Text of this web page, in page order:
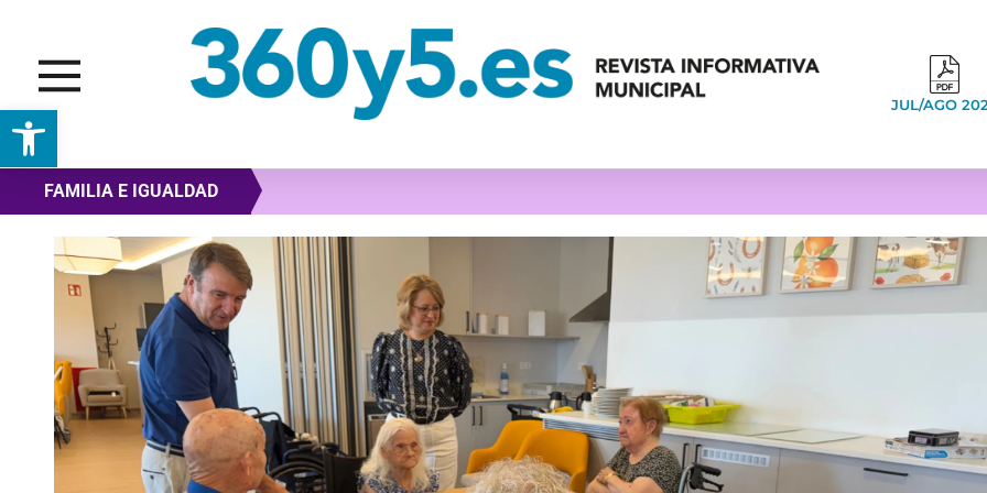
Abrir barra de herramientas JUL/AGO
FAMILIA E IGUALDAD